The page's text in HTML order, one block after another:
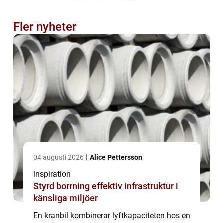
Fler nyheter
04 augusti 2026 Alice Pettersson
inspiration
Styrd borrning effektiv infrastruktur i
känsliga miljöer
En kranbil kombinerar lyftkapaciteten hos en